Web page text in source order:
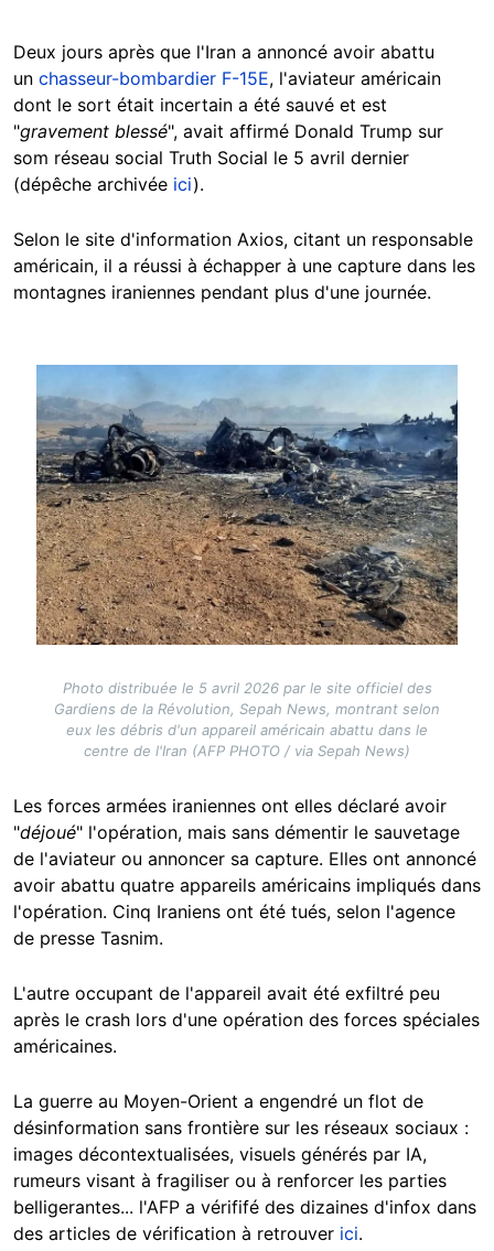
Deux jours après que l'Iran a annoncé avoir abattu
un chasseur-bombardier F-15E, l'aviateur américain
dont le sort était incertain a été sauvé et est
"gravement blessé", avait affirmé Donald Trump sur
som réseau social Truth Social le 5 avril dernier
(dépêche archivée ici).
Selon le site d'information Axios, citant un responsable
américain, il a réussi à échapper à une capture dans les
montagnes iraniennes pendant plus d'une journée.
Photo distribuée le 5 avril 2026 par le site officiel des
Gardiens de la Révolution, Sepah News, montrant selon
eux les débris d'un appareil américain abattu dans le
centre de l'Iran (AFP PHOTO / via Sepah News)
Les forces armées iraniennes ont elles déclaré avoir
"déjoué" l'opération, mais sans démentir le sauvetage
de l'aviateur ou annoncer sa capture. Elles ont annoncé
avoir abattu quatre appareils américains impliqués dans
l'opération. Cinq Iraniens ont été tués, selon l'agence
de presse Tasnim.
L'autre occupant de l'appareil avait été exfiltré peu
après le crash lors d'une opération des forces spéciales
américaines.
La guerre au Moyen-Orient a engendré un flot de
désinformation sans frontière sur les réseaux sociaux :
images décontextualisées, visuels générés par IA,
rumeurs visant à fragiliser ou à renforcer les parties
belligerantes... l'AFP a vérififé des dizaines d'infox dans
des articles de vérification à retrouver ici.